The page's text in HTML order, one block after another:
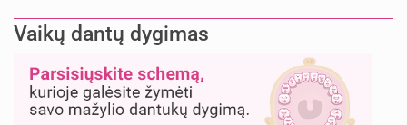
Vaikų dantų dygimas